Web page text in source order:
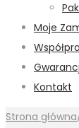
Moje
Kontakt
Strona główna